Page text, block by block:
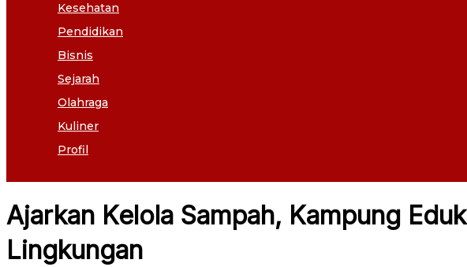
Kesehatan
Pendidikan
Bisnis
Sejarah
Olahraga
Kuliner
Profil
Ajarkan Kelola Sampah, Kampung
Lingkungan